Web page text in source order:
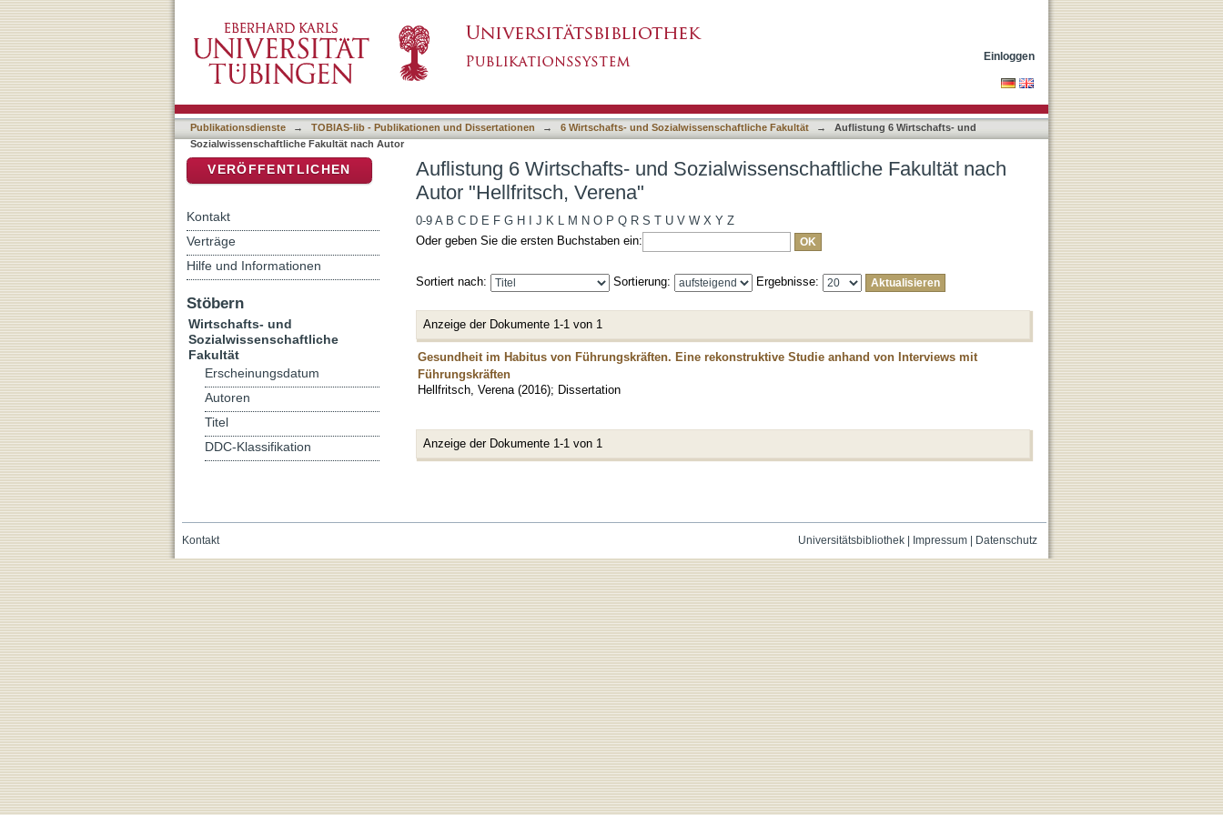
Einloggen
Publikationsdienste → TOBIAS-lib - Publikationen und Dissertationen → 6 Wirtschafts- und Sozialwissenschaftliche Fakultät →
Auflistung 6 Wirtschafts- und
Sozialwissenschaftliche Fakultät nach Autor
Auflistung 6 Wirtschafts- und Sozialwissenschaftliche Fakultät nach
Autor "Hellfritsch, Verena"
0-9 A B C D E F G H J K L M N O P Q R S T U V W X Y Z
Oder geben Sie die ersten Buchstaben ein:
Sortiert nach: Sortierung: Ergebnisse:
Anzeige der Dokumente 1-1 von 1
Gesundheit im Habitus von Führungskräften. Eine rekonstruktive Studie anhand von Interviews mit
Führungskräften
Hellfritsch, Verena (2016); Dissertation
Anzeige der Dokumente 1-1 von 1
VERÖFFENTLICHEN
Kontakt
Verträge
Hilfe und Informationen
Stöbern
Wirtschafts- und
Sozialwissenschaftliche
Fakultät
Erscheinungsdatum
Autoren
Titel
DDC-Klassifikation
Universitätsbibliothek| Impressum| Datenschutz
Kontakt